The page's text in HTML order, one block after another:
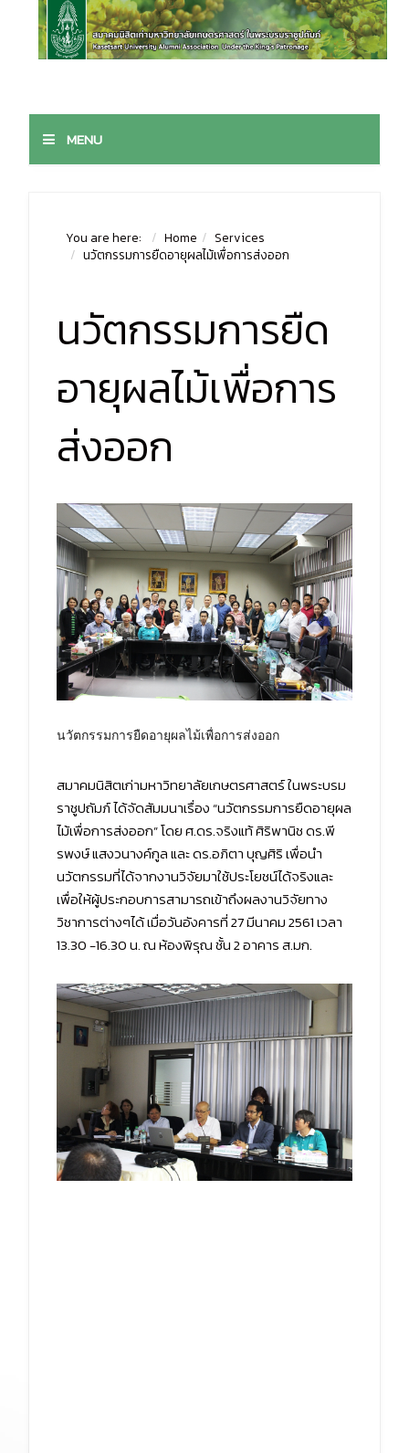
MENU
You are here: Home
Services
นวัตกรรมการยืดอายุผลไม้เพื่อการส่งออก
นวัตกรรมการยืด
อายุผลไม้เพื่อการ
ส่งออก
นวัตกรรมการยืดอายุผลไม้เพื่อการส่งออก
สมาคมนิสิตเก่ามหาวิทยาลัยเกษตรศาสตร์ ในพระบรม
ราชูปถัมภ์ ได้จัดสัมมนาเรื่อง “นวัตกรรมการยืดอายุผล
ไม้เพื่อการส่งออก” โดย ศ.ดร.จริงแท้ ศิริพานิช ดร.พี
รพงษ์ แสงวนางค์กูล และ ดร.อภิตา บุญศิริ เพื่อนำ
นวัตกรรมที่ได้จากงานวิจัยมาใช้ประโยชน์ได้จริงและ
เพื่อให้ผู้ประกอบการสามารถเข้าถึงผลงานวิจัยทาง
วิชาการต่างๆได้ เมื่อวันอังคารที่ 27 มีนาคม 2561 เวลา
13.30 -16.30 น. ณ ห้องพิรุณ ชั้น 2 อาคาร ส.มก.